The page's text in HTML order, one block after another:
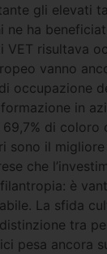
gli elevati
ne ha
VET risultava
vanno
occupazione
in
69,7% di coloro
sono il
che
è
La sfida
tra
pesa ancora